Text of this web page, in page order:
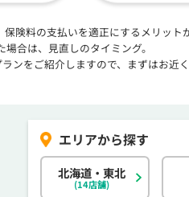
険料の支払いを適正にするメリット
合は、見直しのタイミング。
ンをご紹介しますので、まずはお近
北海道・東北
(14店舗)